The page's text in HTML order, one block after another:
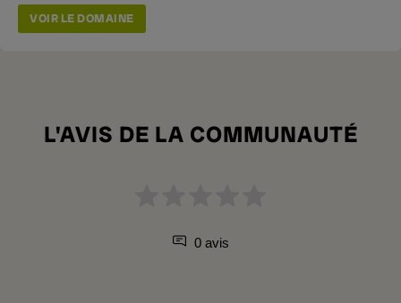
VOIR LE DOMAINE
L'AVIS DE LA COMMUNAUTÉ
0 avis